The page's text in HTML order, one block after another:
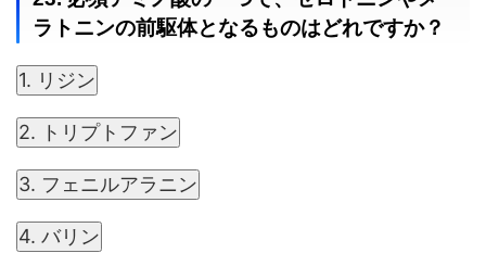
ラトニンの前駆体となるものはどれですか？
1. リジン
2. トリプトファン
3. フェニルアラニン
4. バリン